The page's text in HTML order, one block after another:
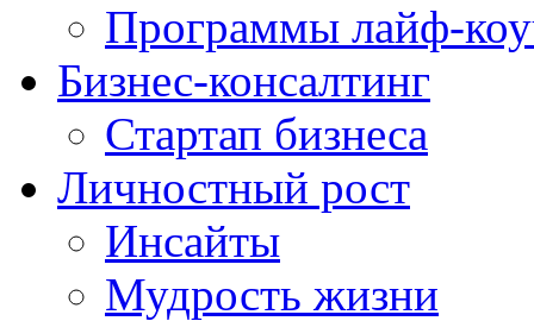
Программы лайф-
Бизнес-консалтинг
Стартап бизнеса
Личностный рост
Инсайты
Мудрость жизни